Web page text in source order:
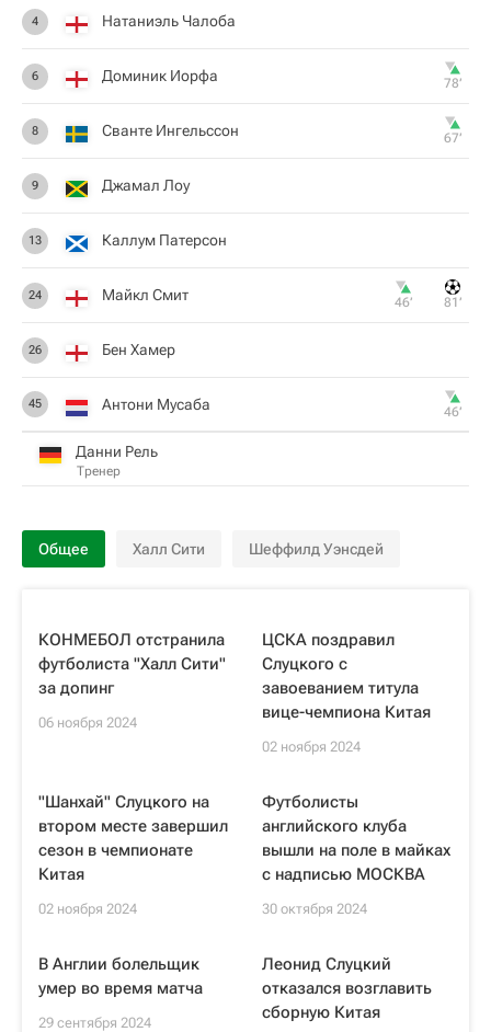
4 Натаниэль Чалоба
6 Доминик Иорфа 78‎’‎
8 Сванте Ингельссон 67‎’‎
9 Джамал Лоу
13 Каллум Патерсон
24 Майкл Смит 46‎’‎ 81‎’‎
26 Бен Хамер
45 Антони Мусаба 46‎’‎
Данни Рель
Тренер
Общее Халл Сити Шеффилд Уэнсдей
КОНМЕБОЛ отстранила
футболиста "Халл Сити"
за допинг
06 ноября 2024
ЦСКА поздравил
Слуцкого с
завоеванием титула
вице-чемпиона Китая
02 ноября 2024
"Шанхай" Слуцкого на
втором месте завершил
сезон в чемпионате
Китая
02 ноября 2024
Футболисты
английского клуба
вышли на поле в майках
с надписью МОСКВА
30 октября 2024
В Англии болельщик
умер во время матча
29 сентября 2024
Леонид Слуцкий
отказался возглавить
сборную Китая